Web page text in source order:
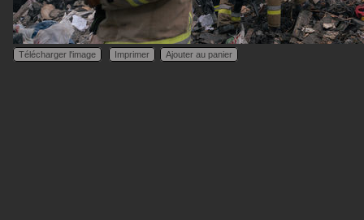
Télécharger l'image Imprimer Ajouter au panier